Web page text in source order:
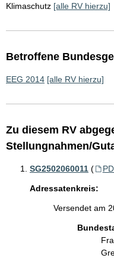
Klimaschutz [alle RV hierzu]
Betroffene
EEG 2014 [alle RV hierzu]
Zu diesem RV
Stellungnahmen/
SG2502060011 (
Adressatenkreis:
Versendet am